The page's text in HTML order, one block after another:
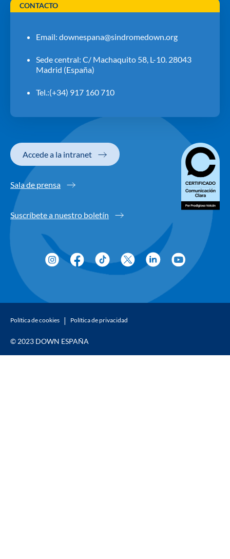
CONTACTO
Email: downespana@sindromedown.org
Sede central: C/ Machaquito 58, L-10. 28043
Madrid (España)
Tel.:(+34) 917 160 710
Accede a la intranet
Sala de prensa
Suscríbete a nuestro boletín
Política de cookies Política de privacidad
© 2023 DOWN ESPAÑA